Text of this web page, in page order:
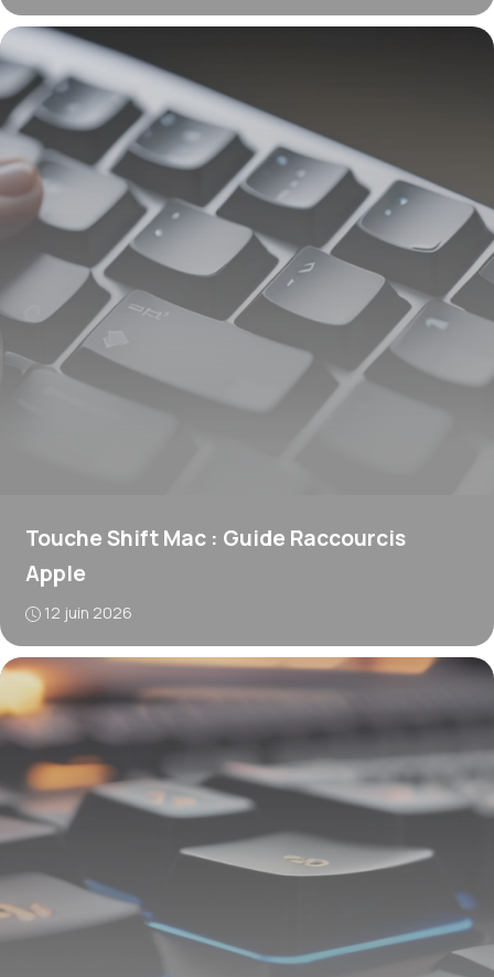
Touche Shift Mac : Guide Raccourcis
Apple
12 juin 2026